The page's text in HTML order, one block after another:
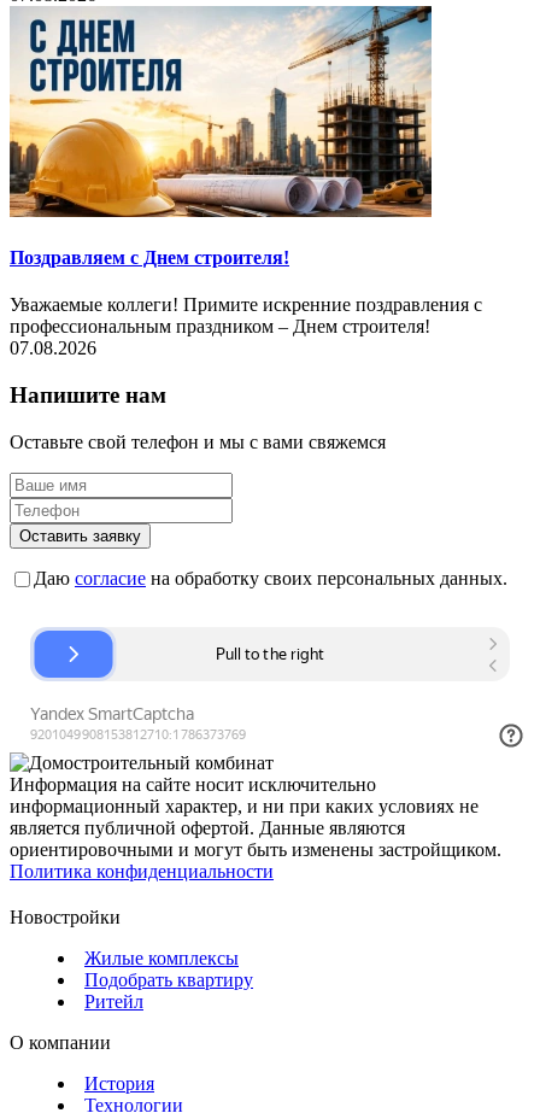
Поздравляем с Днем строителя!
Уважаемые коллеги! Примите искренние поздравления с
профессиональным праздником – Днем строителя!
07.08.2026
Напишите нам
Оставьте свой телефон и мы с вами свяжемся
Оставить заявку
Даю согласие на обработку своих персональных данных.
Информация на сайте носит исключительно
информационный характер, и ни при каких условиях не
является публичной офертой. Данные являются
ориентировочными и могут быть изменены застройщиком.
Политика конфиденциальности
Новостройки
Жилые комплексы
Подобрать квартиру
Ритейл
О компании
История
Технологии